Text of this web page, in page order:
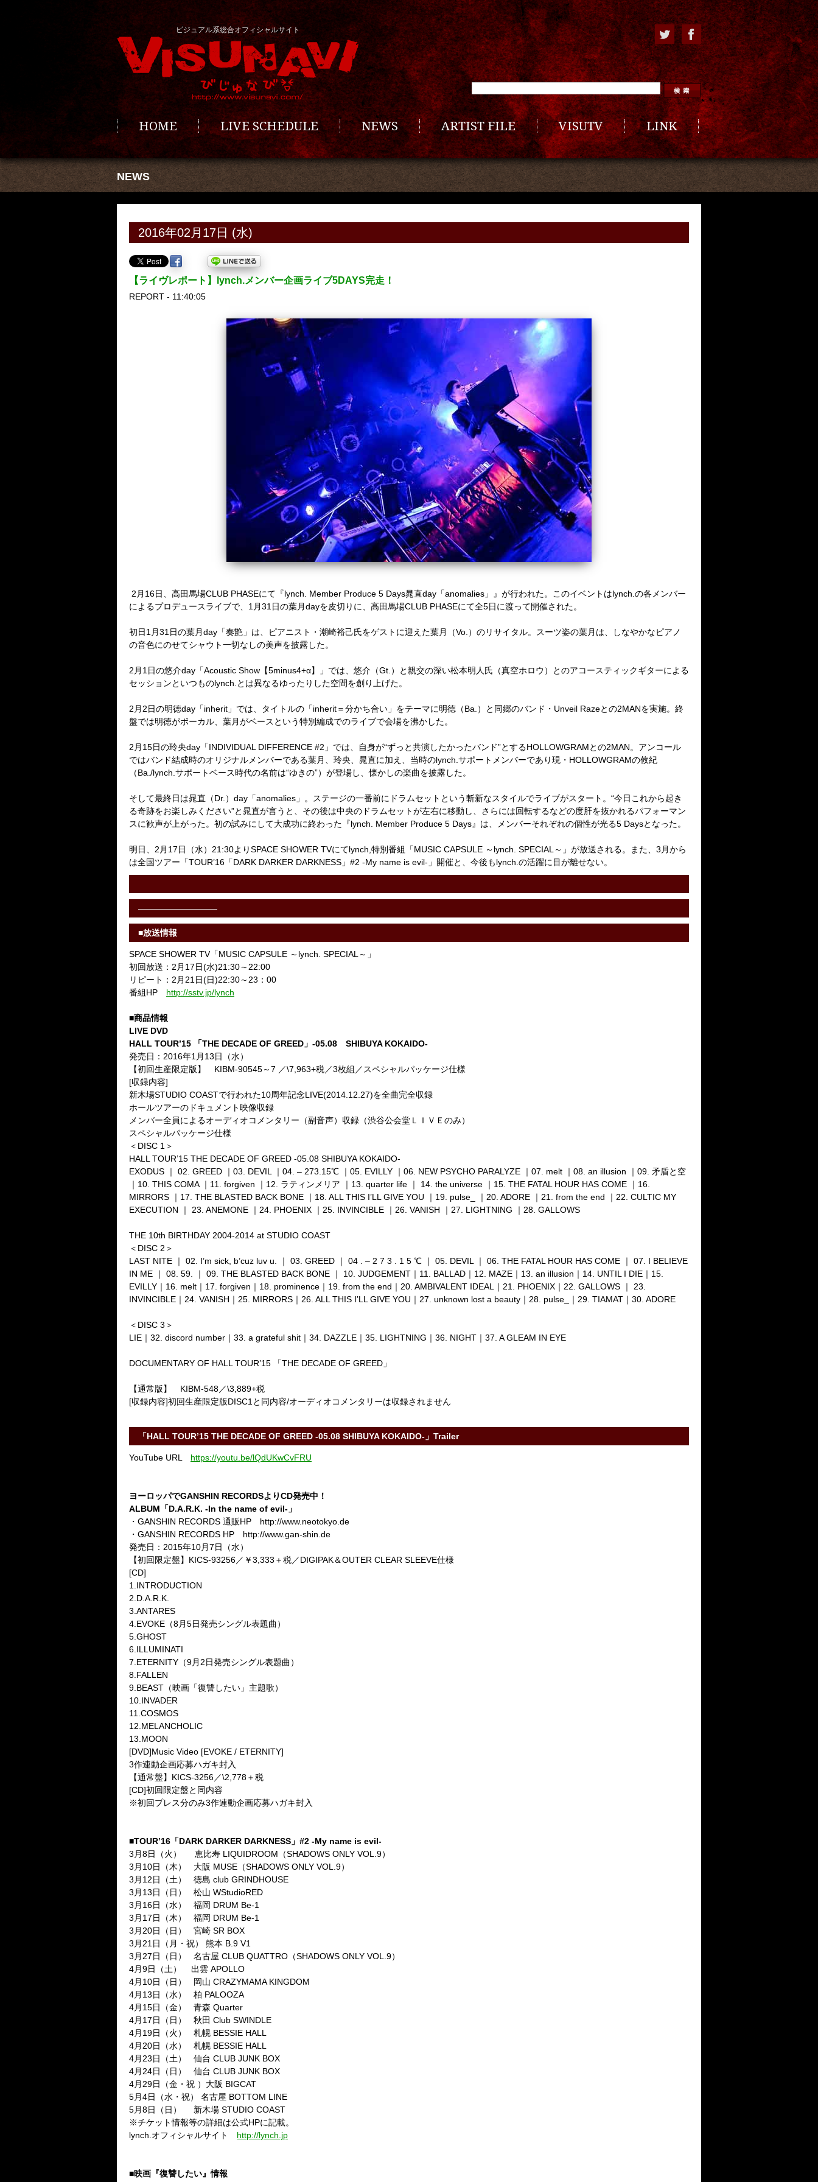
ビジュアル系総合オフィシャルサイト
HOME LIVE SCHEDULE NEWS ARTIST FILE VISUTV LINK
NEWS
2016年02月17日 (水)
【ライヴレポート】lynch.メンバー企画ライブ5DAYS完走！
REPORT - 11:40:05
2月16日、高田馬場CLUB PHASEにて『lynch. Member Produce 5 Days晁直day「anomalies」』が行われた。このイベントはlynch.の各メンバー
によるプロデュースライブで、1月31日の葉月dayを皮切りに、高田馬場CLUB PHASEにて全5日に渡って開催された。
初日1月31日の葉月day「奏艶」は、ピアニスト・潮崎裕己氏をゲストに迎えた葉月（Vo.）のリサイタル。スーツ姿の葉月は、しなやかなピアノ
の音色にのせてシャウト一切なしの美声を披露した。
2月1日の悠介day「Acoustic Show【5minus4+α】」では、悠介（Gt.）と親交の深い松本明人氏（真空ホロウ）とのアコースティックギターによる
セッションといつものlynch.とは異なるゆったりした空間を創り上げた。
2月2日の明徳day「inherit」では、タイトルの「inherit＝分かち合い」をテーマに明徳（Ba.）と同郷のバンド・Unveil Razeとの2MANを実施。終
盤では明徳がボーカル、葉月がベースという特別編成でのライブで会場を沸かした。
2月15日の玲央day「INDIVIDUAL DIFFERENCE #2」では、自身が“ずっと共演したかったバンド”とするHOLLOWGRAMとの2MAN。アンコール
ではバンド結成時のオリジナルメンバーである葉月、玲央、晁直に加え、当時のlynch.サポートメンバーであり現・HOLLOWGRAMの攸紀
（Ba./lynch.サポートベース時代の名前は“ゆきの”）が登場し、懐かしの楽曲を披露した。
そして最終日は晁直（Dr.）day「anomalies」。ステージの一番前にドラムセットという斬新なスタイルでライブがスタート。“今日これから起き
る奇跡をお楽しみください”と晁直が言うと、その後は中央のドラムセットが左右に移動し、さらには回転するなどの度肝を抜かれるパフォーマン
スに歓声が上がった。初の試みにして大成功に終わった『lynch. Member Produce 5 Days』は、メンバーそれぞれの個性が光る5 Daysとなった。
明日、2月17日（水）21:30よりSPACE SHOWER TVにてlynch,特別番組「MUSIC CAPSULE ～lynch. SPECIAL～」が放送される。また、3月から
は全国ツアー「TOUR’16「DARK DARKER DARKNESS」#2 -My name is evil-」開催と、今後もlynch.の活躍に目が離せない。
——————————
■放送情報
SPACE SHOWER TV「MUSIC CAPSULE ～lynch. SPECIAL～」
初回放送：2月17日(水)21:30～22:00
リピート：2月21日(日)22:30～23：00
番組HP http://sstv.jp/lynch
■商品情報
LIVE DVD
HALL TOUR’15
「THE DECADE OF GREED」-05.08 SHIBUYA KOKAIDO-
発売日：2016年1月13日（水）
【初回生産限定版】 KIBM-90545～7 ／\7,963+税／3枚組／スペシャルパッケージ仕様
[収録内容]
新木場STUDIO COASTで行われた10周年記念LIVE(2014.12.27)を全曲完全収録
ホールツアーのドキュメント映像収録
メンバー全員によるオーディオコメンタリー（副音声）収録（渋谷公会堂ＬＩＶＥのみ）
スペシャルパッケージ仕様
＜DISC 1＞
HALL TOUR’15 THE DECADE OF GREED -05.08 SHIBUYA KOKAIDO-
EXODUS ｜ 02. GREED ｜03. DEVIL ｜04. – 273.15℃ ｜05. EVILLY ｜06. NEW PSYCHO PARALYZE ｜07. melt ｜08. an illusion ｜09. 矛盾と空
｜10. THIS COMA ｜11. forgiven ｜12. ラティンメリア ｜13. quarter life ｜ 14. the universe ｜15. THE FATAL HOUR HAS COME ｜16.
MIRRORS ｜17. THE BLASTED BACK BONE ｜18. ALL THIS I’LL GIVE YOU ｜19. pulse_ ｜20. ADORE ｜21. from the end ｜22. CULTIC MY
EXECUTION ｜ 23. ANEMONE ｜24. PHOENIX ｜25. INVINCIBLE ｜26. VANISH ｜27. LIGHTNING ｜28. GALLOWS
THE 10th BIRTHDAY 2004-2014 at STUDIO COAST
＜DISC 2＞
LAST NITE ｜ 02. I’m sick, b’cuz luv u. ｜ 03. GREED ｜ 04 . – 2 7 3 . 1 5 ℃ ｜ 05. DEVIL ｜ 06. THE FATAL HOUR HAS COME ｜ 07. I BELIEVE
IN ME ｜ 08. 59. ｜ 09. THE BLASTED BACK BONE ｜ 10. JUDGEMENT｜11. BALLAD｜12. MAZE｜13. an illusion｜14. UNTIL I DIE｜15.
EVILLY｜16. melt｜17. forgiven｜18. prominence｜19. from the end｜20. AMBIVALENT IDEAL｜21. PHOENIX｜22. GALLOWS ｜ 23.
INVINCIBLE｜24. VANISH｜25. MIRRORS｜26. ALL THIS I’LL GIVE YOU｜27. unknown lost a beauty｜28. pulse_｜29. TIAMAT｜30. ADORE
＜DISC 3＞
LIE｜32. discord number｜33. a grateful shit｜34. DAZZLE｜35. LIGHTNING｜36. NIGHT｜37. A GLEAM IN EYE
DOCUMENTARY OF HALL TOUR’15 「THE DECADE OF GREED」
【通常版】 KIBM-548／\3,889+税
[収録内容]初回生産限定版DISC1と同内容/オーディオコメンタリーは収録されません
「HALL TOUR’15 THE DECADE OF GREED -05.08 SHIBUYA KOKAIDO-」Trailer
YouTube URL https://youtu.be/lQdUKwCvFRU
ヨーロッパでGANSHIN RECORDSよりCD発売中！
ALBUM 「D.A.R.K. -In the name of evil-」
・GANSHIN RECORDS 通販HP http://www.neotokyo.de
・GANSHIN RECORDS HP http://www.gan-shin.de
発売日：2015年10月7日（水）
【初回限定盤】KICS-93256／￥3,333＋税／DIGIPAK＆OUTER CLEAR SLEEVE仕様
[CD]
1.INTRODUCTION
2.D.A.R.K.
3.ANTARES
4.EVOKE（8月5日発売シングル表題曲）
5.GHOST
6.ILLUMINATI
7.ETERNITY（9月2日発売シングル表題曲）
8.FALLEN
9.BEAST（映画「復讐したい」主題歌）
10.INVADER
11.COSMOS
12.MELANCHOLIC
13.MOON
[DVD]Music Video [EVOKE / ETERNITY]
3作連動企画応募ハガキ封入
【通常盤】KICS-3256／\2,778＋税
[CD]初回限定盤と同内容
※初回プレス分のみ3作連動企画応募ハガキ封入
■TOUR’16「DARK DARKER DARKNESS」#2 -My name is evil-
3月8日（火） 恵比寿 LIQUIDROOM（SHADOWS ONLY VOL.9）
3月10日（木） 大阪 MUSE（SHADOWS ONLY VOL.9）
3月12日（土） 徳島 club GRINDHOUSE
3月13日（日） 松山 WStudioRED
3月16日（水） 福岡 DRUM Be-1
3月17日（木） 福岡 DRUM Be-1
3月20日（日） 宮崎 SR BOX
3月21日（月・祝） 熊本 B.9 V1
3月27日（日） 名古屋 CLUB QUATTRO（SHADOWS ONLY VOL.9）
4月9日（土） 出雲 APOLLO
4月10日（日） 岡山 CRAZYMAMA KINGDOM
4月13日（水） 柏 PALOOZA
4月15日（金） 青森 Quarter
4月17日（日） 秋田 Club SWINDLE
4月19日（火） 札幌 BESSIE HALL
4月20日（水） 札幌 BESSIE HALL
4月23日（土） 仙台 CLUB JUNK BOX
4月24日（日） 仙台 CLUB JUNK BOX
4月29日（金・祝 ）大阪 BIGCAT
5月4日（水・祝） 名古屋 BOTTOM LINE
5月8日（日） 新木場 STUDIO COAST
※チケット情報等の詳細は公式HPに記載。
lynch.オフィシャルサイト http://lynch.jp
■映画『復讐したい』情報